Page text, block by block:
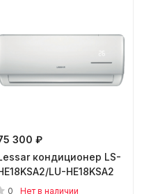
300 ₽
кондиционер LS-
LU-HE18KSA2
0 Нет в наличии